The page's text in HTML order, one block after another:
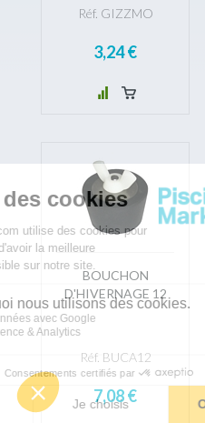
Réf. GIZZMO
3,24 €
BOUCHON
D'HIVERNAGE 12
Réf. BUCA12
7,08 €